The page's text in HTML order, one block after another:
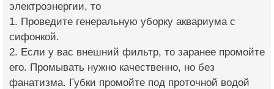
электроэнергии, то
1. Проведите генеральную уборку аквариума с
сифонкой.
2. Если у вас внешний фильтр, то заранее промойте
его. Промывать нужно качественно, но без
фанатизма. Губки промойте под проточной водой